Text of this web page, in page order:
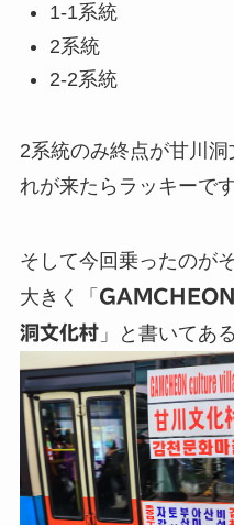
1-1系統
2系統
2-2系統
2系統のみ終点が甘川
れが来たらラッキーです
そして今回乗ったのが
大きく「
洞文化村」と書いてあ